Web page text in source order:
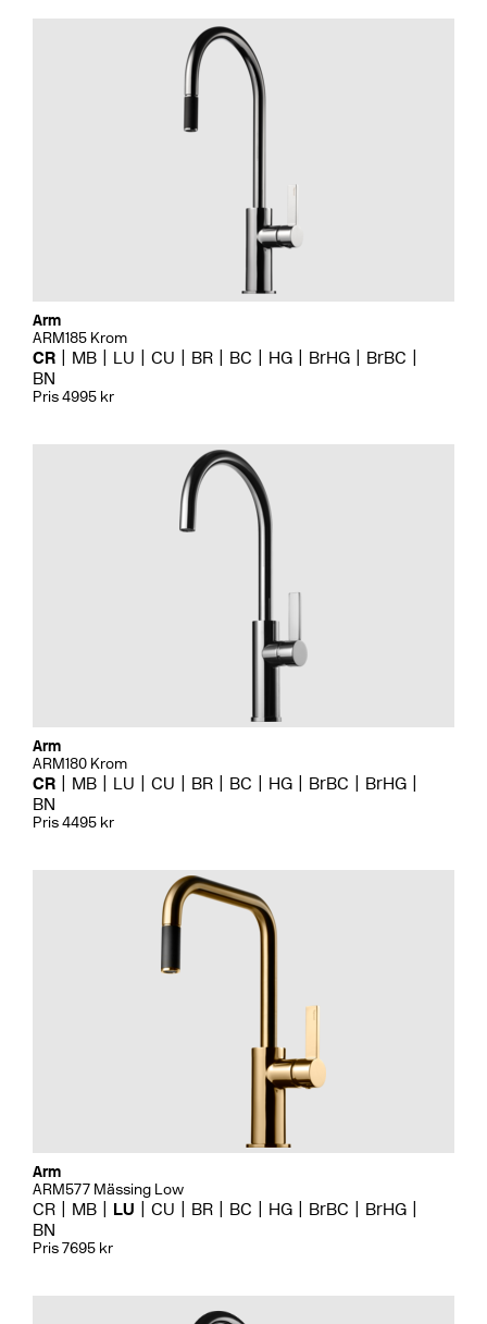
Arm
ARM185 Krom
CR MB LU CU BR BC HG BrHG
BrBC
BN
Pris 4995 kr
Arm
ARM180 Krom
CR MB LU CU BR BC HG BrBC
BrHG
BN
Pris 4495 kr
Arm
ARM577 Mässing Low
CR MB LU CU BR BC HG BrBC
BrHG
BN
Pris 7695 kr